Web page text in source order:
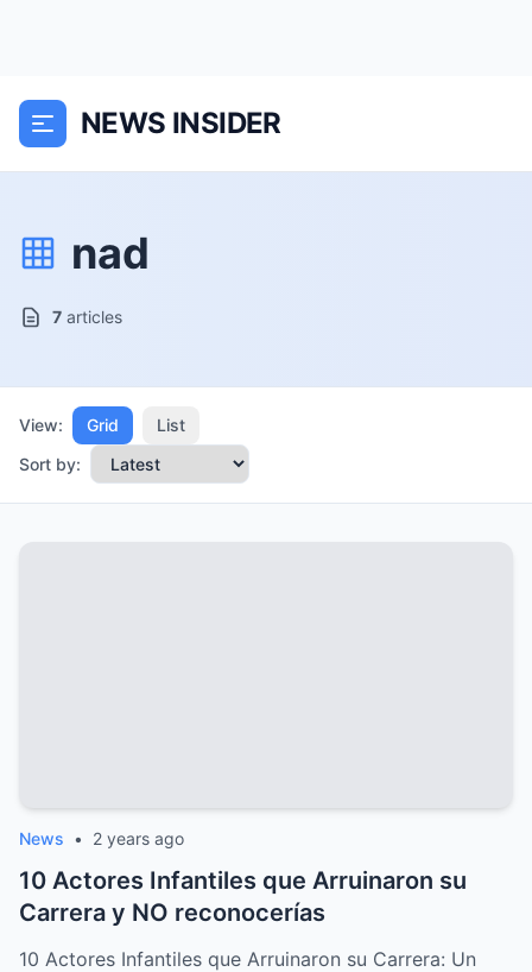
NEWS INSIDER
nad
7 articles
View: Grid
List
Sort by:
News • 2 years ago
10 Actores Infantiles que Arruinaron su
Carrera y NO reconocerías
10 Actores Infantiles que Arruinaron su Carrera: Un